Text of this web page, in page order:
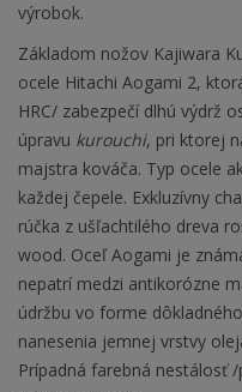
výrobok.
Základom nožov Kajiwara
ocele Hitachi Aogami 2,
HRC/ zabezpečí dlhú výdrž
úpravu kurouchi, pri ktorej
majstra kováča. Typ ocele
každej čepele. Exkluzívny
rúčka z ušľachtilého dreva
wood. Oceľ Aogami je
nepatrí medzi antikorózne
údržbu vo forme
nanesenia jemnej vrstvy
Prípadná farebná nestálosť